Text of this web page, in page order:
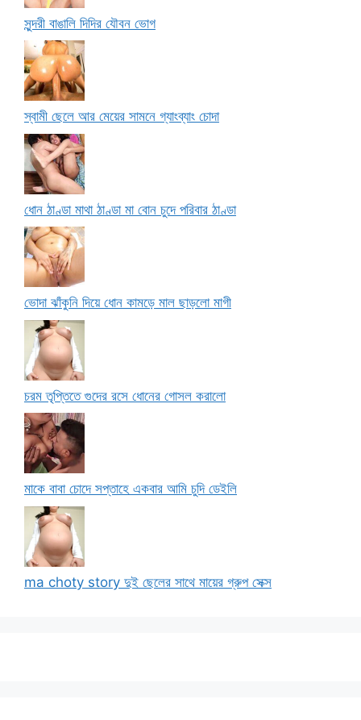
সুন্দরী বাঙালি দিদির যৌবন ভোগ
স্বামী ছেলে আর মেয়ের সামনে গ্যাংব্যাং চোদা
ধোন ঠাণ্ডা মাথা ঠাণ্ডা মা বোন চুদে পরিবার ঠাণ্ডা
ভোদা ঝাঁকুনি দিয়ে ধোন কামড়ে মাল ছাড়লো মাগী
চরম তৃপ্তিতে গুদের রসে ধোনের গোসল করালো
মাকে বাবা চোদে সপ্তাহে একবার আমি চুদি ডেইলি
ma choty story দুই ছেলের সাথে মায়ের গ্রুপ সেক্স